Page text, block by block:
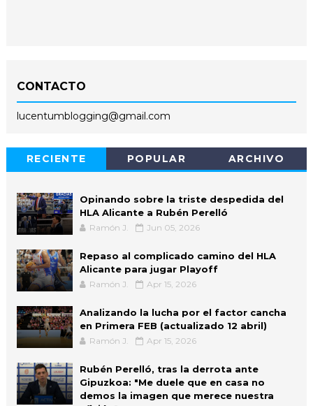
CONTACTO
lucentumblogging@gmail.com
RECIENTE POPULAR ARCHIVO
Opinando sobre la triste despedida del
HLA Alicante a Rubén Perelló
Ramón J. Jun 05, 2026
Repaso al complicado camino del HLA
Alicante para jugar Playoff
Ramón J. Apr 15, 2026
Analizando la lucha por el factor cancha
en Primera FEB (actualizado 12 abril)
Ramón J. Apr 15, 2026
Rubén Perelló, tras la derrota ante
Gipuzkoa: "Me duele que en casa no
demos la imagen que merece nuestra